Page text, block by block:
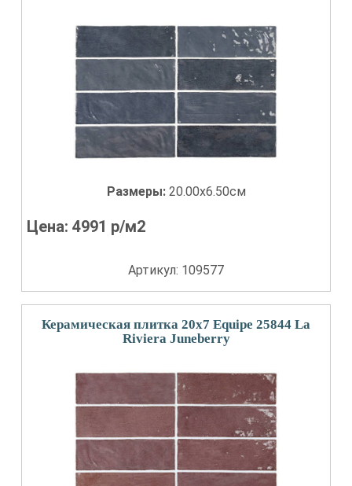
Размеры: 20.00x6.50см
Цена:4991 р/м2
Артикул: 109577
Керамическая плитка 20x7 Equipe 25844 La
Riviera Juneberry